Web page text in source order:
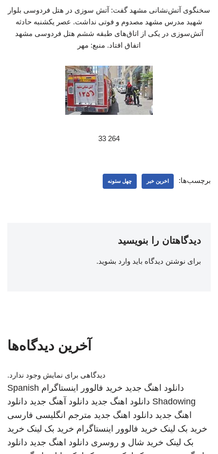
سخنگوی آتش‌نشانی مشهد گفت: آتش سوزی در هتل فردوسی بلوار
شهید مدرس مشهد مصدوم و فوتی نداشت. عصر یکشنبه حادثه
آتش‌سوزی در یکی از اتاق‌های طبقه ششم هتل فردوسی مشهد
اتفاق افتاد. منبع: مهر
264 33
برچسب‌ها: اخرین خبر چهل ستونه
دیدگاهتان را بنویسید
برای نوشتن دیدگاه باید وارد بشوید.
آخرین دیدگاه‌ها
دیدگاهی برای نمایش وجود ندارد.
دانلود اهنگ جدید خرید فالوور اینستاگرام Spanish
Shadowing دانلود اهنگ جدید دانلود آهنگ جدید دانلود
اهنگ جدید دانلود اهنگ جدید مترجم انگلیسی فارسی
خرید بک لینک خرید فالوور اینستاگرام خرید بک لینک خرید
بک لینک خرید شال و روسری دانلود اهنگ جدید دانلود